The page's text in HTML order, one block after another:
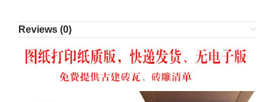
Reviews (0)